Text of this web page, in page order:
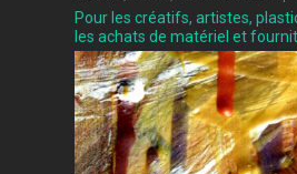
Pour les créatifs, artistes,
les achats de matériel et